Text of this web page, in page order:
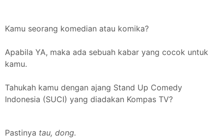
Kamu seorang komedian atau komika?
Apabila YA, maka ada sebuah kabar yang cocok untuk
kamu.
Tahukah kamu dengan ajang Stand Up Comedy
Indonesia (SUCI) yang diadakan Kompas TV?
Pastinya tau, dong.